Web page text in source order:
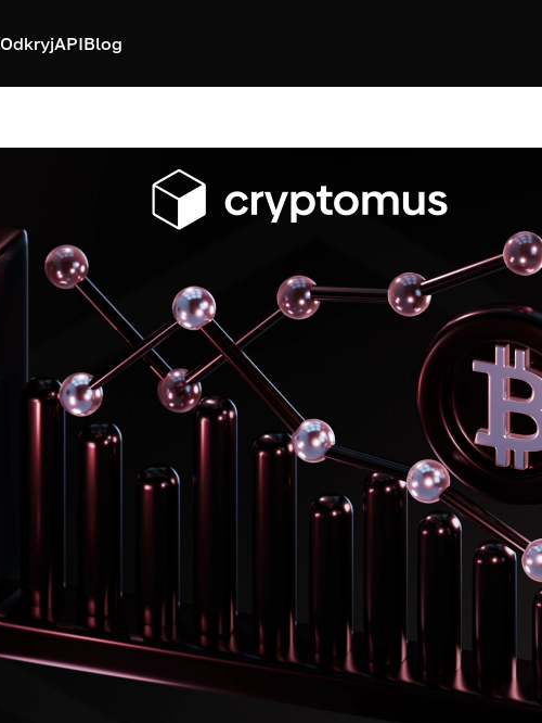
OdkryjAPIBlog